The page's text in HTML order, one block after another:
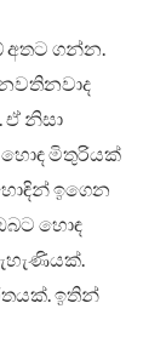
අතට ගන්න.
නිසා
මිතුරියක්
ඉගෙන
හොඳ
ඉතින්